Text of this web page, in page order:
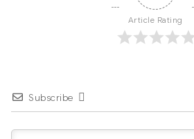
Article Rating
Subscribe